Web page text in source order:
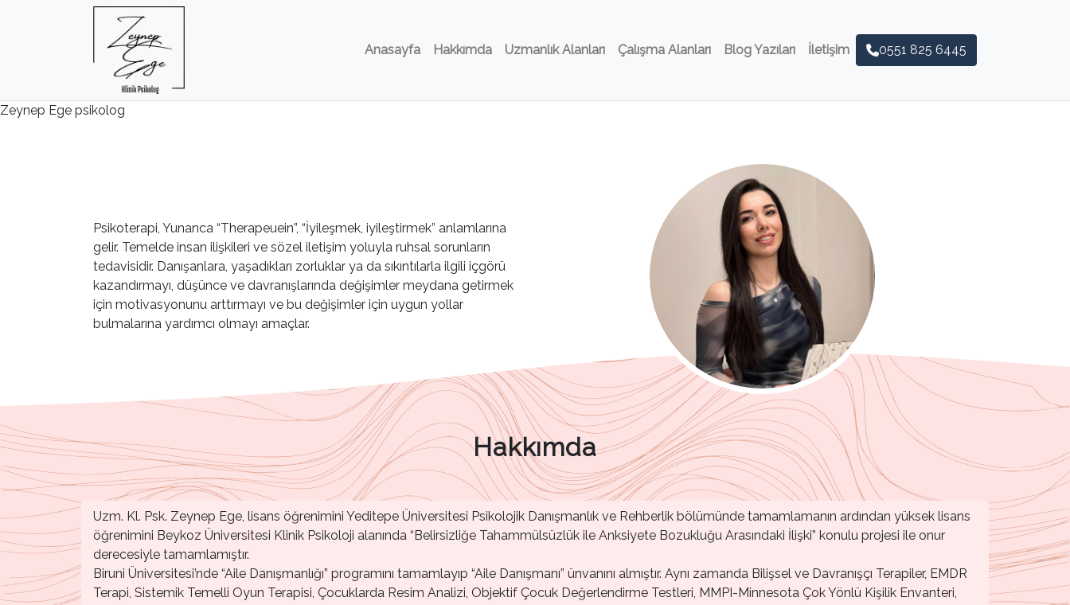
Anasayfa Hakkımda Uzmanlık Alanları Çalışma Alanları Blog Yazıları İletişim 0551 825 6445
Zeynep Ege psikolog
Psikoterapi, Yunanca “Therapeuein”, “İyileşmek, iyileştirmek” anlamlarına
gelir. Temelde insan ilişkileri ve sözel iletişim yoluyla ruhsal sorunların
tedavisidir. Danışanlara, yaşadıkları zorluklar ya da sıkıntılarla ilgili içgörü
kazandırmayı, düşünce ve davranışlarında değişimler meydana getirmek
için motivasyonunu arttırmayı ve bu değişimler için uygun yollar
bulmalarına yardımcı olmayı amaçlar.
Hakkımda
Uzm. Kl. Psk. Zeynep Ege, lisans öğrenimini Yeditepe Üniversitesi Psikolojik Danışmanlık ve Rehberlik bölümünde tamamlamanın ardından yüksek lisans
öğrenimini Beykoz Üniversitesi Klinik Psikoloji alanında “Belirsizliğe Tahammülsüzlük ile Anksiyete Bozukluğu Arasındaki İlişki” konulu projesi ile onur
derecesiyle tamamlamıştır.
Biruni Üniversitesi’nde “Aile Danışmanlığı” programını tamamlayıp “Aile Danışmanı” ünvanını almıştır. Aynı zamanda Bilişsel ve Davranışçı Terapiler, EMDR
Terapi, Sistemik Temelli Oyun Terapisi, Çocuklarda Resim Analizi, Objektif Çocuk Değerlendirme Testleri, MMPI-Minnesota Çok Yönlü Kişilik Envanteri,